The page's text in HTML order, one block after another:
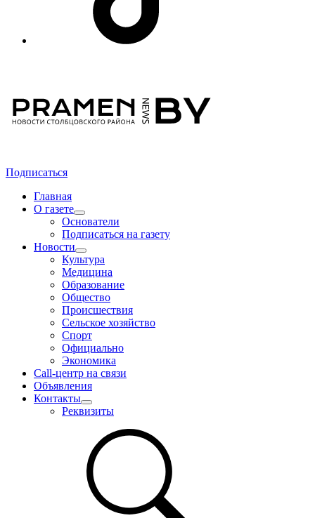
Подписаться
Главная
О газете
Основатели
Подписаться на газету
Новости
Культура
Медицина
Образование
Общество
Происшествия
Сельское хозяйство
Спорт
Официально
Экономика
Call-центр на связи
Объявления
Контакты
Реквизиты